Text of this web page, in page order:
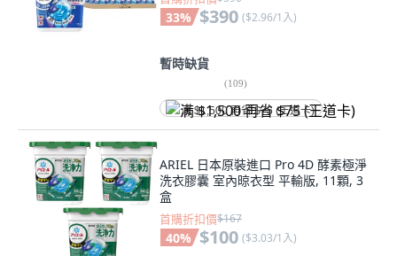
33% $390 ($2.96/1入)
暫時缺貨
(109)
满 $1,500 再省 $75 (王道卡)
ARIEL 日本原裝進口 Pro 4D 酵素極淨
洗衣膠囊 室內晾衣型 平輸版, 11顆, 3
盒
首購折扣價$167
40% $100 ($3.03/1入)